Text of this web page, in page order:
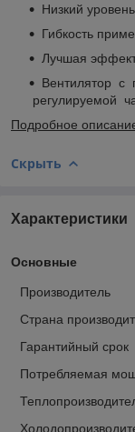
Низкий
Гибкость
Лучшая
Вентилятор
регулируемой
Подробное
Скрыть
Характеристики
Основные
Производитель
Страна
Гарантийный срок
Потребляемая